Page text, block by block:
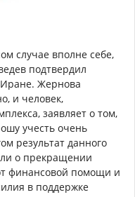
случае вполне себе,
подтвердил
Жернова
и человек,
заявляет о том,
учесть очень
результат данного
о прекращении
финансовой помощи и
в поддержке